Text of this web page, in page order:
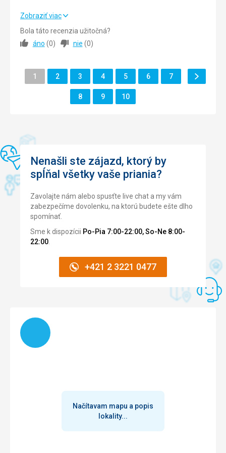
Vynikajúca
Strava
Vynikajúca,rôznorodá
Výborne
Služby
Všetko bolo super, ale s delegátkou sme neboli vôbec
Strava
Okolie 5,0/ 5
Zobraziť viac
Bola táto recenzia užitočná?
áno (0) nie (0)
Stránka
1 Stránka
2 Stránka
3 Stránka
4 Stránka
5 Stránka
6 Stránka
7
Stránka
8 Stránka
9 Stránka
10
Ďalšie
Stránka
Nenašli ste zájazd, ktorý by
spĺňal všetky vaše priania?
Zavolajte nám alebo spusťte live chat a my vám
zabezpečíme dovolenku, na ktorú budete ešte dlho
spomínať.
Sme k dispozícii Po-Pia 7:00-22:00, So-Ne 8:00-
22:00
+421 2 3221 0477
Načítam
Načítavam mapu a popis
lokality...